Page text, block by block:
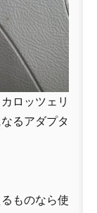
ロッツェリ
るアダプタ
ものなら使